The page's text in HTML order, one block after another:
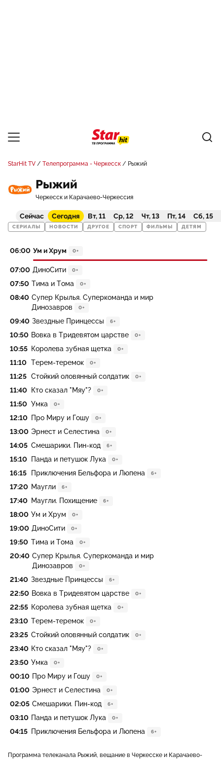
StarHit TV Телепрограмма - Черкесск Рыжий
Рыжий
Черкесск и Карачаево-Черкессия
Сейчас Сегодня Вт, 11 Ср, 12 Чт, 13 Пт, 14 Сб, 15
СЕРИАЛЫ НОВОСТИ ДРУГОЕ СПОРТ ФИЛЬМЫ ДЕТЯМ
06:00 Ум и Хрум 0+
07:00 ДиноСити 0+
07:50 Тима и Тома 0+
08:40 Супер Крылья. Суперкоманда и мир
Динозавров
0+
09:40 Звездные Принцессы 6+
10:50 Вовка в Тридевятом царстве 0+
10:55 Королева зубная щетка 0+
11:10 Терем-теремок 0+
11:25 Стойкий оловянный солдатик 0+
11:40 Кто сказал "Мяу"? 0+
11:50 Умка 0+
12:10 Про Миру и Гошу 0+
13:00 Эрнест и Селестина 0+
14:05 Смешарики. Пин-код 6+
15:10 Панда и петушок Лука 0+
16:15 Приключения Бельфора и Люпена 6+
17:20 Маугли 6+
17:40 Маугли. Похищение 6+
18:00 Ум и Хрум 0+
19:00 ДиноСити 0+
19:50 Тима и Тома 0+
20:40 Супер Крылья. Суперкоманда и мир
Динозавров
0+
21:40 Звездные Принцессы 6+
22:50 Вовка в Тридевятом царстве 0+
22:55 Королева зубная щетка 0+
23:10 Терем-теремок 0+
23:25 Стойкий оловянный солдатик 0+
23:40 Кто сказал "Мяу"? 0+
23:50 Умка 0+
00:10 Про Миру и Гошу 0+
01:00 Эрнест и Селестина 0+
02:05 Смешарики. Пин-код 6+
03:10 Панда и петушок Лука 0+
04:15 Приключения Бельфора и Люпена 6+
Программа телеканала Рыжий, вещание в Черкесске и Карачаево-